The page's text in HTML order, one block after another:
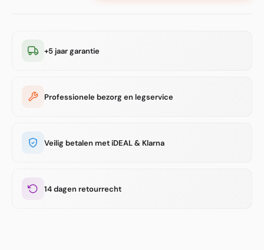
+5 jaar garantie
Professionele bezorg en legservice
Veilig betalen met iDEAL & Klarna
14 dagen retourrecht